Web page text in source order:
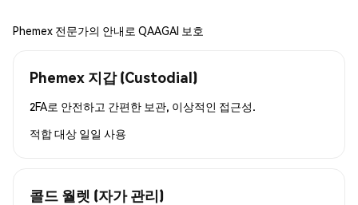
Phemex 전문가의 안내로 QAAGAI 보호
Phemex 지갑 (Custodial)
2FA로 안전하고 간편한 보관, 이상적인 접근성.
적합 대상 일일 사용
콜드 월렛 (자가 관리)